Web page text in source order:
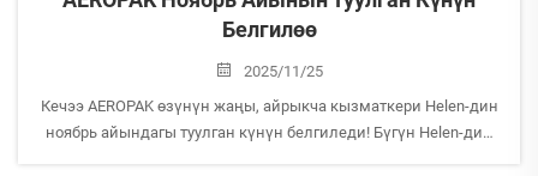
Белгилөө
2025/11/25
Кечээ AEROPAK өзүнүн жаңы, айрыкча кызматкери Helen-дин
ноябрь айындагы туулган күнүн белгиледи! Бүгүн Helen-дин